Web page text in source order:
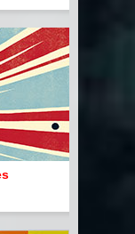
✲´*。❄
Youtubeurs